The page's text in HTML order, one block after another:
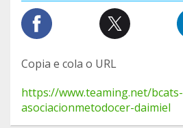
Copia e cola o URL
https://www.teaming.net/bcats-
asociacionmetodocer-daimiel